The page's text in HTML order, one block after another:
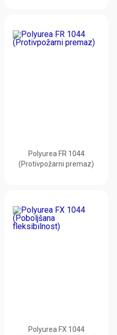
Polyurea FR 1044
(Protivpožarni premaz)
Polyurea FX 1044